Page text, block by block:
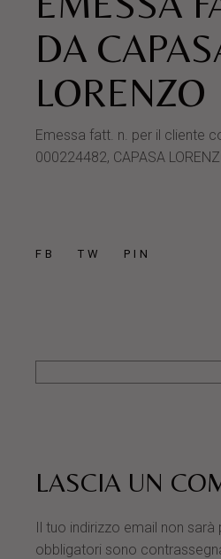
DA
LORENZO
Emessa fatt. n. per il cliente
000224482, CAPASA
FB TW PIN
LASCIA UN
Il tuo indirizzo email non sarà
obbligatori sono